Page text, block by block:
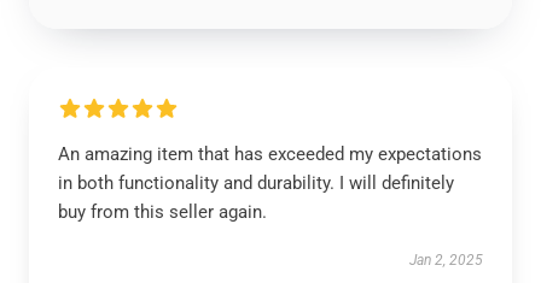
An amazing item that has exceeded my expectations
in both functionality and durability. I will definitely
buy from this seller again.
Jan 2, 2025